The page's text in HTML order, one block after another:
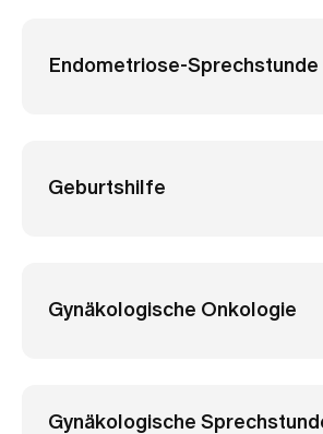
Endometriose-Sprechstunde
Geburtshilfe
Gynäkologische Onkologie
Gynäkologische